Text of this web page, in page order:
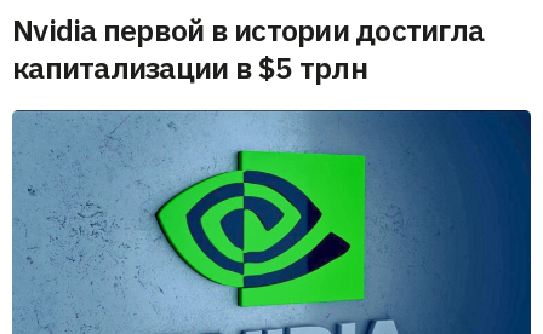
Nvidia первой в истории достигла
капитализации в $5 трлн